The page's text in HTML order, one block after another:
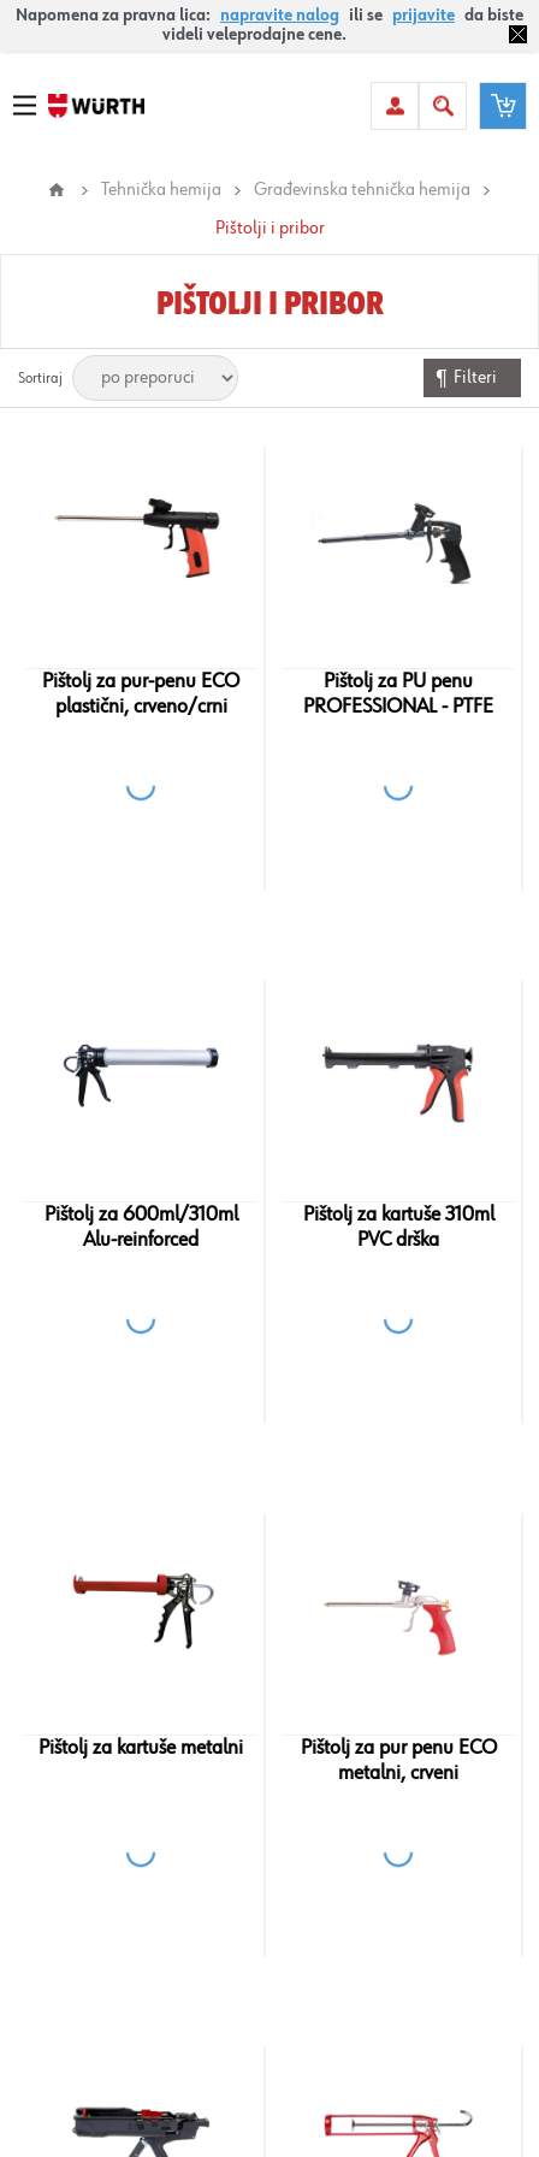
Napomena za pravna lica: napravite nalog ili se prijavite da biste
videli veleprodajne cene.
Tehnička hemija
Građevinska tehnička hemija
Pištolji i pribor
PIŠTOLJI I PRIBOR
Sortiraj Filteri
Pištolj za pur-penu ECO
plastični, crveno/crni
Pištolj za PU penu
PROFESSIONAL - PTFE
Pištolj za 600ml/310ml
Alu-reinforced
Pištolj za kartuše 310ml
PVC drška
Pištolj za kartuše metalni
Pištolj za pur penu ECO
metalni, crveni